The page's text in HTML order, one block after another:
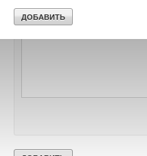
Текст комментария